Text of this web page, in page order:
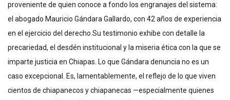
proveniente de quien conoce a fondo los engranajes del sistema:
el abogado Mauricio Gándara Gallardo, con 42 años de experiencia
en el ejercicio del derecho.Su testimonio exhibe con detalle la
precariedad, el desdén institucional y la miseria ética con la que se
imparte justicia en Chiapas. Lo que Gándara denuncia no es un
caso excepcional. Es, lamentablemente, el reflejo de lo que viven
cientos de chiapanecos y chiapanecas —especialmente quienes